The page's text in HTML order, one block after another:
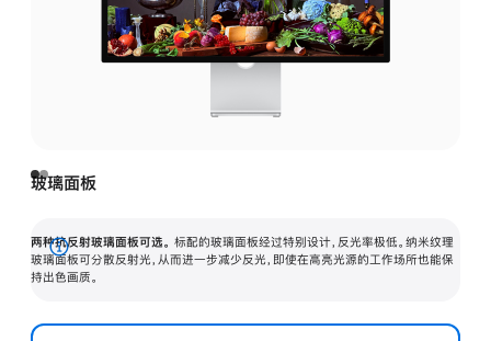
玻璃面板
两种抗反射玻璃面板可选。 标配的玻璃面板经过特别设计，反光率极低。纳米纹理
玻璃面板可分散反射光，从而进一步减少反光，即使在高亮光源的工作场所也能保
持出色画质。
展
开